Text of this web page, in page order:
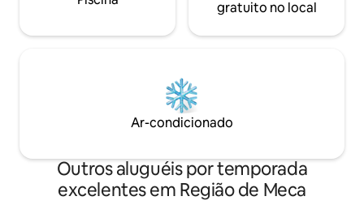
gratuito no local
Ar-condicionado
Outros aluguéis por temporada
excelentes em Região de Meca